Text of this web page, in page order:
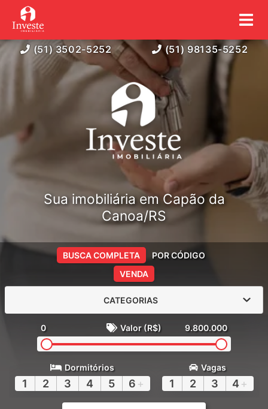
(51) 3502-5252 (51) 98135-5252
Sua imobiliária em Capão da
Canoa/RS
VENDA
BUSCA COMPLETA POR CÓDIGO
CATEGORIAS
0 Valor (R$) 9.800.000
Dormitórios
1 2 3 4 5 6 +
Vagas
1 2 3 4 +